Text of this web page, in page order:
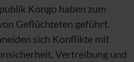
Kongo haben zum
Geflüchteten geführt.
sich Konflikte mit
Vertreibung und